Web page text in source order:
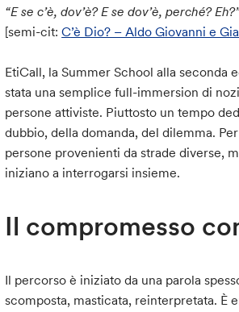
“E se c’è, dov’è? Ese dov’è, perché?
[semi-cit:C’è Dio? – Aldo Giovanni e
EtiCall, la Summer School alla seconda
stata una semplice full-immersion di
persone attiviste. Piuttosto un tempo
dubbio, della domanda, del dilemma.
persone provenienti da strade diverse,
iniziano a interrogarsi insieme.
Il compromesso
Il percorso è iniziato da una parola
scomposta, masticata, reinterpretata. È